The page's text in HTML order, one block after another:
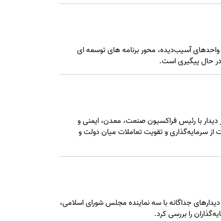
آسیب‌دیده، محور برنامه های توسعه ای
در حال پیگیری است.
با رئیس فراکسیون صنعت، معدن، ایمنی و
سرمایه‌گذاری و تقویت تعاملات میان دولت و
جداگانه با سه نماینده مجلس شورای اسلامی،
را بررسی کرد.